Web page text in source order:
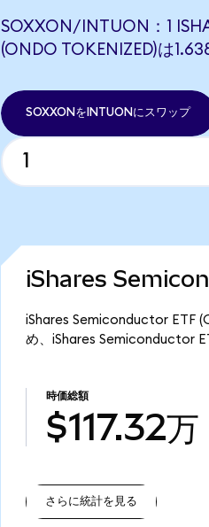
SOXXON/INTUON：1
(ONDO TOKENIZED)は
SOXXONをINTUONにスワップ
iShares
iShares Semiconductor ETF
め、iShares Semiconductor
時価総額
$117.32万
さらに統計を見る